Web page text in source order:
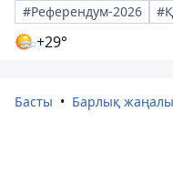
#Референдум-2026
+29°
Басты Барлық